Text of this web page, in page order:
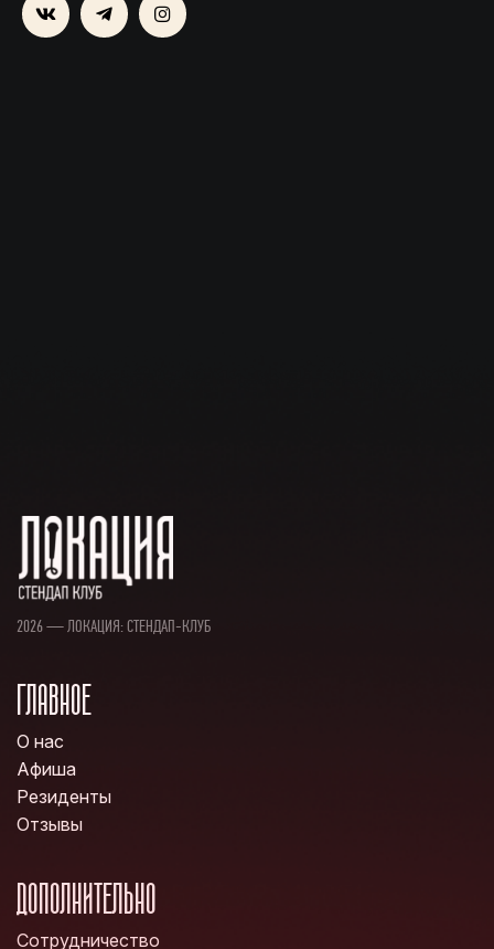
2026 — ЛОКАЦИЯ: СТЕНДАП-КЛУБ
ГЛАВНОЕ
О нас
Афиша
Резиденты
Отзывы
ДОПОЛНИТЕЛЬНО
Сотрудничество